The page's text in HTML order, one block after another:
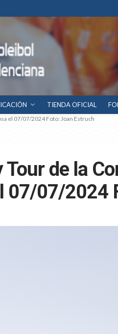
TIENDA OFICIAL
el 07/07/2024 Foto: Joan Estruch
de la
07/07/2024